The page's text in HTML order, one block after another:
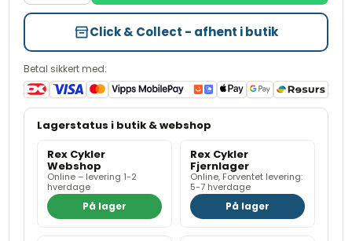
Click & Collect - afhent i butik
Betal sikkert med:
Rex Cykler
Webshop
Online – levering 1-2
hverdage
På lager
Rex Cykler
Fjernlager
Online, Forventet levering:
5-7 hverdage
På lager